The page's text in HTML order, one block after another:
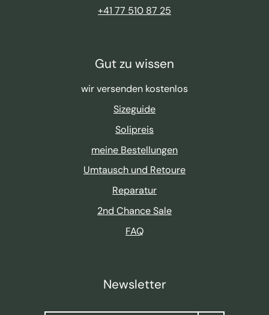
+41 77 510 87 25
Gut zu wissen
wir versenden kostenlos
Sizeguide
Solipreis
meine Bestellungen
Umtausch und Retoure
Reparatur
2nd Chance Sale
FAQ
Newsletter